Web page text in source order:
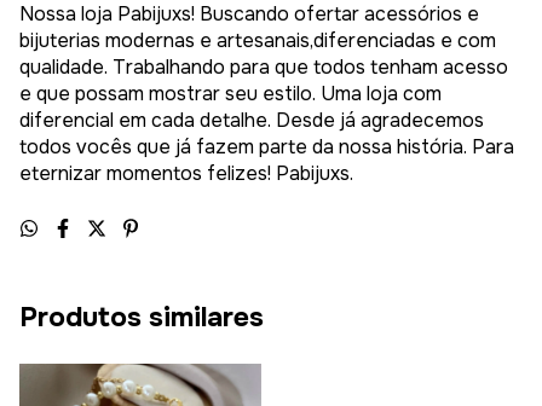
Nossa loja Pabijuxs! Buscando ofertar acessórios e
bijuterias modernas e artesanais,diferenciadas e com
qualidade. Trabalhando para que todos tenham acesso
e que possam mostrar seu estilo. Uma loja com
diferencial em cada detalhe. Desde já agradecemos
todos vocês que já fazem parte da nossa história. Para
eternizar momentos felizes! Pabijuxs.
Produtos similares